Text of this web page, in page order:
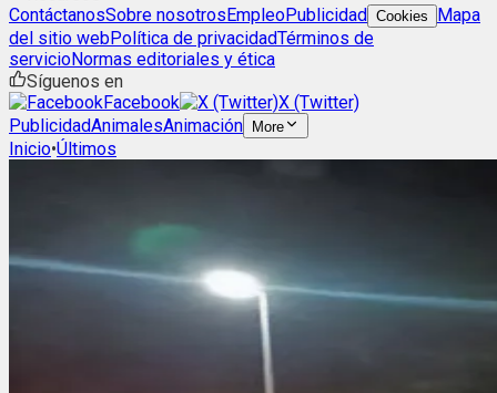
ContáctanosSobre nosotrosEmpleoPublicidad Cookies
Mapa
del sitio webPolítica de privacidadTérminos de
servicioNormas editoriales y ética
Síguenos en
Facebook
X (Twitter)
PublicidadAnimalesAnimación More
Inicio•Últimos